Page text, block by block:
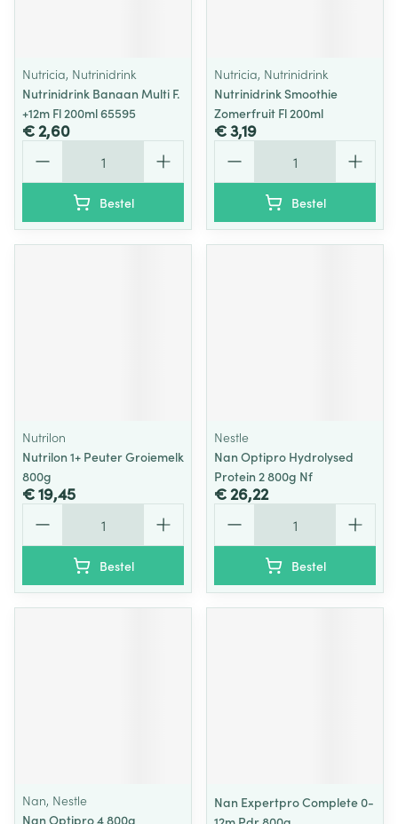
Nutricia, Nutrinidrink
Nutrinidrink Banaan Multi F.
+12m Fl 200ml 65595
€ 2,60
Bestel
Nutricia, Nutrinidrink
Nutrinidrink Smoothie
Zomerfruit Fl 200ml
€ 3,19
Bestel
Nutrilon
Nutrilon 1+ Peuter Groiemelk
800g
€ 19,45
Bestel
Nestle
Nan Optipro Hydrolysed
Protein 2 800g Nf
€ 26,22
Bestel
Nan, Nestle
Nan Optipro 4 800g
Nan Expertpro Complete 0-